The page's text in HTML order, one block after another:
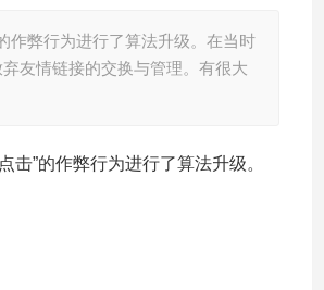
作弊行为进行了算法升级。在当时
友情链接的交换与管理。有很大
击”的作弊行为进行了算法升级。